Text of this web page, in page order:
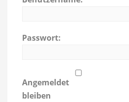
Passwort:
Angemeldet
bleiben